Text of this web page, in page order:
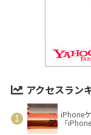
アクセスラン
iPhone
「